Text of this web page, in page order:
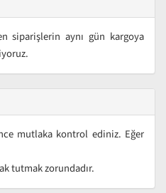
siparişlerin aynı gün kargoya
mutlaka kontrol ediniz. Eğer
tutmak zorundadır.